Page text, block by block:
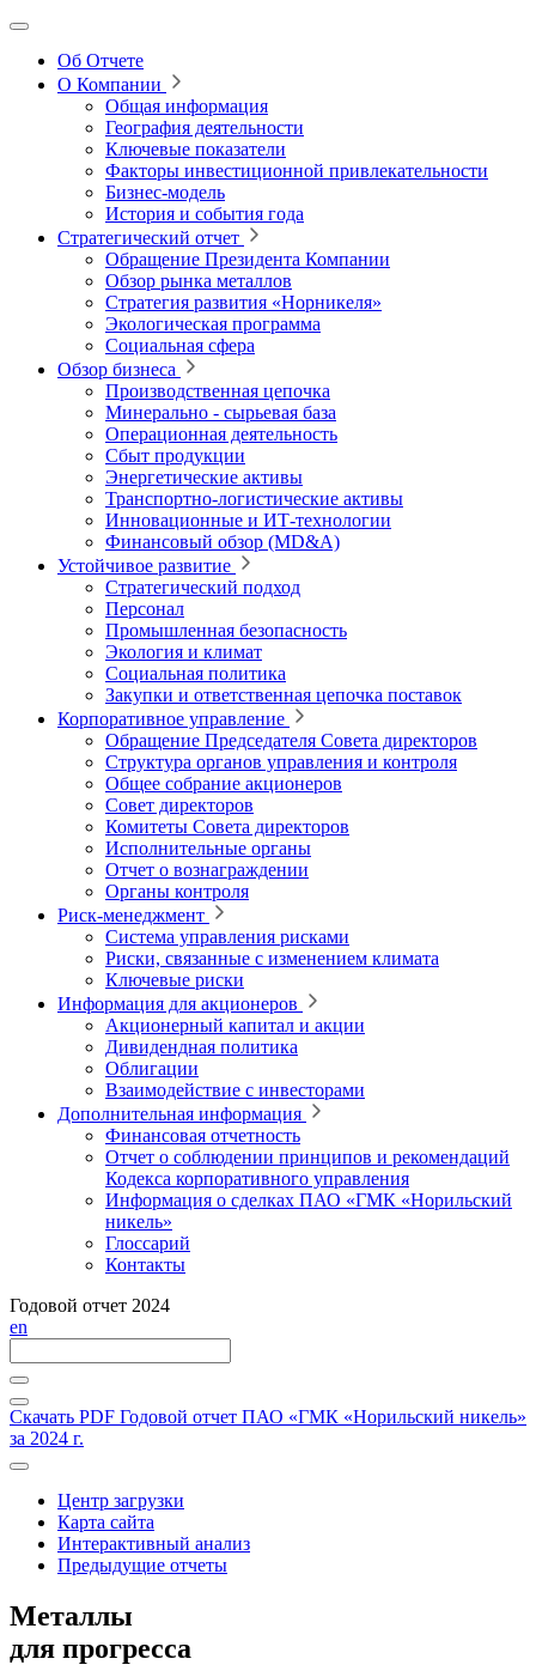
Об Отчете
О Компании
Общая информация
География деятельности
Ключевые показатели
Факторы инвестиционной привлекательности
Бизнес-модель
История и события года
Стратегический отчет
Обращение Президента Компании
Обзор рынка металлов
Стратегия развития «Норникеля»
Экологическая программа
Социальная сфера
Обзор бизнеса
Производственная цепочка
Минерально ‑ сырьевая база
Операционная деятельность
Сбыт продукции
Энергетические активы
Транспортно-логистические активы
Инновационные и ИТ‑технологии
Финансовый обзор (MD&A)
Устойчивое развитие
Стратегический подход
Персонал
Промышленная безопасность
Экология и климат
Социальная политика
Закупки и ответственная цепочка поставок
Корпоративное управление
Обращение Председателя Совета директоров
Структура органов управления и контроля
Общее собрание акционеров
Совет директоров
Комитеты Совета директоров
Исполнительные органы
Отчет о вознаграждении
Органы контроля
Риск-менеджмент
Система управления рисками
Риски, связанные с изменением климата
Ключевые риски
Информация для акционеров
Акционерный капитал и акции
Дивидендная политика
Облигации
Взаимодействие с инвесторами
Дополнительная информация
Финансовая отчетность
Отчет о соблюдении принципов и рекомендаций
Кодекса корпоративного управления
Информация о сделках ПАО «ГМК «Норильский
никель»
Глоссарий
Контакты
Годовой отчет 2024
en
Скачать PDF Годовой отчет ПАО «ГМК «Норильский никель»
за 2024 г.
Центр загрузки
Карта сайта
Интерактивный анализ
Предыдущие отчеты
Металлы
для прогресса